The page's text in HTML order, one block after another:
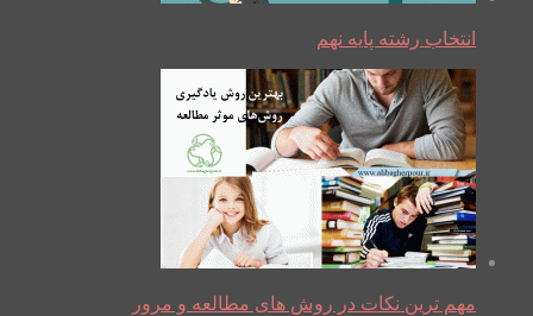
انتخاب رشته پایه نهم
مهم ترین نکات در روش های مطالعه و مرور